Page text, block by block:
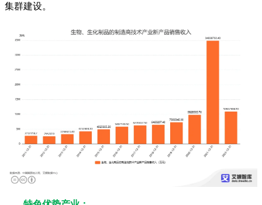
集群建设。